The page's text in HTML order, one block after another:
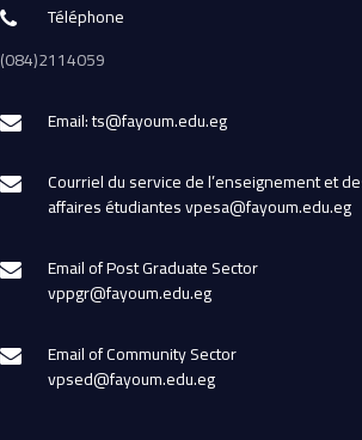
Téléphone
(084)2114059
Email: ts@fayoum.edu.eg
Courriel du service de l’enseignement et
affaires étudiantes vpesa@fayoum.edu.eg
Email of Post Graduate Sector
vppgr@fayoum.edu.eg
Email of Community Sector
vpsed@fayoum.edu.eg